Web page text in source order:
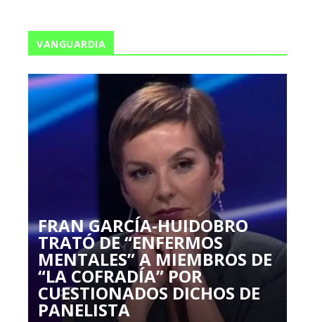
VANGUARDIA
FRAN GARCÍA-HUIDOBRO
TRATÓ DE “ENFERMOS
MENTALES” A MIEMBROS DE
“LA COFRADÍA” POR
CUESTIONADOS DICHOS DE
PANELISTA